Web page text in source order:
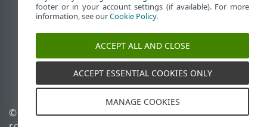
End of Life
ESET 지식 베이스
ESET Status Portal
국가별 지원
© 1992 - 2026 ESET, spol. s
쿠키 관리
footer or in your account settings (if available). For more
information, see ourCookie Policy.
ACCEPT ALL AND CLOSE
ACCEPT ESSENTIAL COOKIES ONLY
MANAGE COOKIES